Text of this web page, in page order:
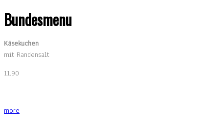
Bundesmenu
Käsekuchen
mit Randensalt
11.90
more